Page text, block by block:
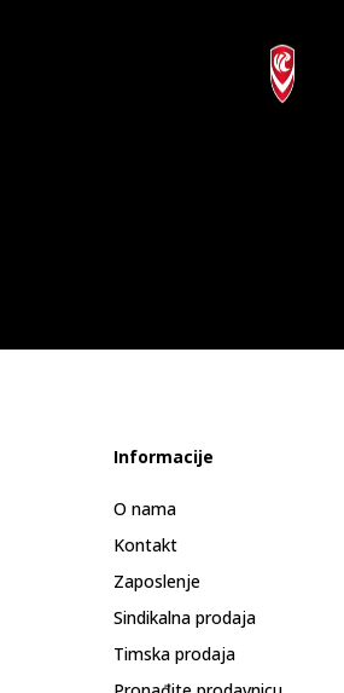
Informacije
O nama
Kontakt
Zaposlenje
Sindikalna prodaja
Timska prodaja